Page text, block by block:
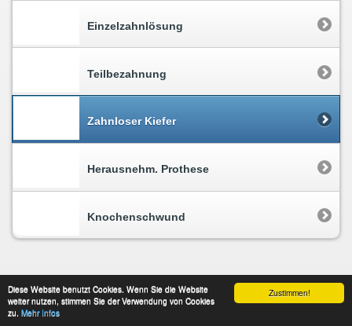
Zustimmen!
Diese Website benutzt Cookies. Wenn Sie die Website
weiter nutzen, stimmen Sie der Verwendung von Cookies
zu. Mehr Infos
Einzelzahnlösung
Teilbezahnung
Zahnloser Kiefer
Herausnehm. Prothese
Knochenschwund
Impressum Datenschutz